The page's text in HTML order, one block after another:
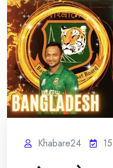
Khabare24